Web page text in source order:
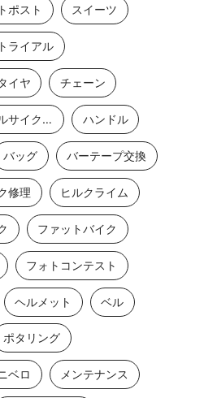
ポスト スイーツ
ライアル
イヤ チェーン
ナショナルサイクルルート ハンドル
バッグ バーテープ交換
修理 ヒルクライム
ファットバイク
フォトコンテスト
ヘルメット ベル
ポタリング
ベロ メンテナンス